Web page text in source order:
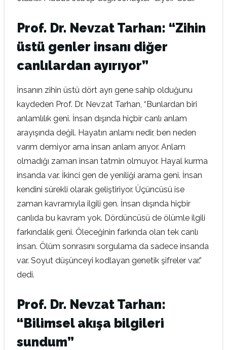
Prof. Dr. Nevzat Tarhan: “Zihin
üstü genler insanı diğer
canlılardan ayırıyor”
İnsanın zihin üstü dört ayrı gene sahip olduğunu
kaydeden Prof. Dr. Nevzat Tarhan, “Bunlardan biri
anlamlılık geni. İnsan dışında hiçbir canlı anlam
arayışında değil. Hayatın anlamı nedir, ben neden
varım demiyor ama insan anlam arıyor. Anlam
olmadığı zaman insan tatmin olmuyor. Hayal kurma
insanda var. İkinci gen de yeniliği arama geni. İnsan
kendini sürekli olarak geliştiriyor. Üçüncüsü ise
zaman kavramıyla ilgili gen. İnsan dışında hiçbir
canlıda bu kavram yok. Dördüncüsü de ölümle ilgili
farkındalık geni. Öleceğinin farkında olan tek canlı
insan. Ölüm sonrasını sorgulama da sadece insanda
var. Soyut düşünceyi kodlayan genetik şifreler var.”
dedi.
Prof. Dr. Nevzat Tarhan:
“Bilimsel akışa bilgileri
sundum”